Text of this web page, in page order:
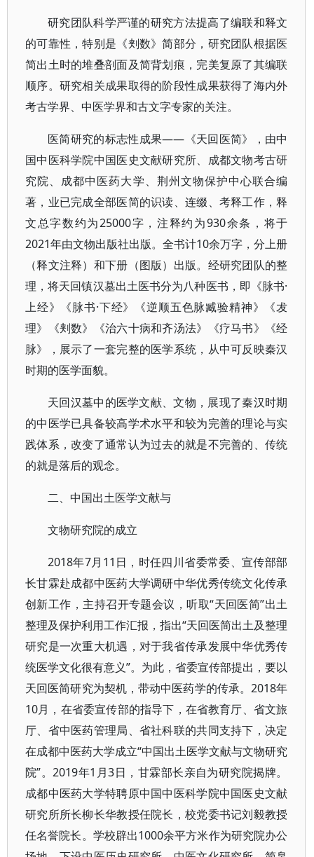
研究团队科学严谨的研究方法提高了编联和释文
的可靠性，特别是《刾数》简部分，研究团队根据医
简出土时的堆叠剖面及简背划痕，完美复原了其编联
顺序。研究相关成果取得的阶段性成果获得了海内外
考古学界、中医学界和古文字专家的关注。
医简研究的标志性成果——《天回医简》，由中
国中医科学院中国医史文献研究所、成都文物考古研
究院、成都中医药大学、荆州文物保护中心联合编
著，业已完成全部医简的识读、连缀、考释工作，释
文总字数约为25000字，注释约为930余条，将于
2021年由文物出版社出版。全书计10余万字，分上册
（释文注释）和下册（图版）出版。经研究团队的整
理，将天回镇汉墓出土医书分为八种医书，即《脉书·
上经》《脉书·下经》《逆顺五色脉臧验精神》《犮
理》《刾数》《治六十病和齐汤法》《疗马书》《经
脉》，展示了一套完整的医学系统，从中可反映秦汉
时期的医学面貌。
天回汉墓中的医学文献、文物，展现了秦汉时期
的中医学已具备较高学术水平和较为完善的理论与实
践体系，改变了通常认为过去的就是不完善的、传统
的就是落后的观念。
二、中国出土医学文献与
文物研究院的成立
2018年7月11日，时任四川省委常委、宣传部部
长甘霖赴成都中医药大学调研中华优秀传统文化传承
创新工作，主持召开专题会议，听取“天回医简”出土
整理及保护利用工作汇报，指出“天回医简出土及整理
研究是一次重大机遇，对于我省传承发展中华优秀传
统医学文化很有意义”。为此，省委宣传部提出，要以
天回医简研究为契机，带动中医药学的传承。2018年
10月，在省委宣传部的指导下，在省教育厅、省文旅
厅、省中医药管理局、省社科联的共同支持下，决定
在成都中医药大学成立“中国出土医学文献与文物研究
院”。2019年1月3日，甘霖部长亲自为研究院揭牌。
成都中医药大学特聘原中国中医科学院中国医史文献
研究所所长柳长华教授任院长，校党委书记刘毅教授
任名誉院长。学校辟出1000余平方米作为研究院办公